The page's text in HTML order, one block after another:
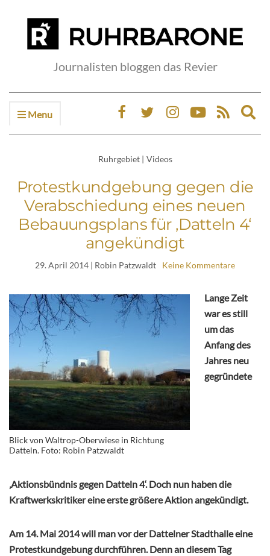
Journalisten bloggen das Revier
Menu
Ruhrgebiet | Videos
Protestkundgebung gegen die
Verabschiedung eines neuen
Bebauungsplans für ‚Datteln 4‘
angekündigt
29. April 2014 | Robin Patzwaldt Keine Kommentare
Blick von Waltrop-Oberwiese in Richtung
Datteln. Foto: Robin Patzwaldt
Lange Zeit
war es still
um das
Anfang des
Jahres neu
gegründete
‚Aktionsbündnis gegen Datteln 4‘. Doch nun haben die
Kraftwerkskritiker eine erste größere Aktion angekündigt.
Am 14. Mai 2014 will man vor der Dattelner Stadthalle eine
Protestkundgebung durchführen. Denn an diesem Tag